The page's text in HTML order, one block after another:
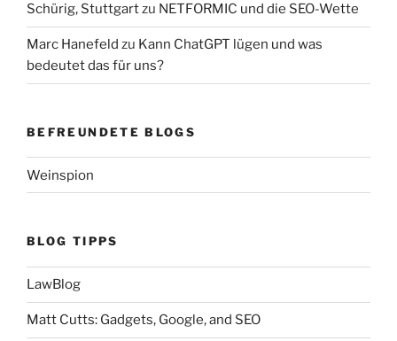
Schürig, Stuttgartzu NETFORMIC und die SEO-Wette
Marc Hanefeld zu Kann ChatGPT lügen und was
bedeutet das für uns?
BEFREUNDETE BLOGS
Weinspion
BLOG TIPPS
LawBlog
Matt Cutts: Gadgets, Google, and SEO